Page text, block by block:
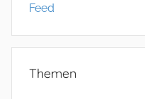
Feed
Themen